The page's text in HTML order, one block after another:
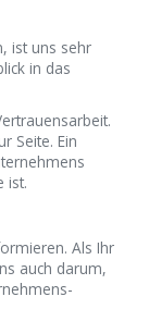
ist uns sehr
in das
Seite. Ein
ist.
Als Ihr
auch darum,